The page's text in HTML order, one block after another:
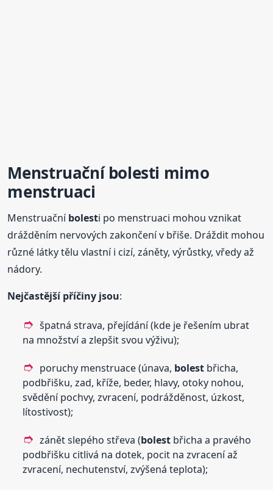
Menstruačníbolesti mimo
menstruaci
Menstruačníbolesti po menstruaci mohou vznikat
drážděním nervových zakončení v břiše. Dráždit mohou
různé látky tělu vlastní i cizí, záněty, výrůstky, vředy až
nádory.
Nejčastější příčiny jsou:
špatná strava, přejídání (kde je řešením ubrat
na množství a zlepšit svou výživu);
poruchy menstruace (únava, bolest břicha,
podbřišku, zad, kříže, beder, hlavy, otoky nohou,
svědění pochvy, zvracení, podrážděnost, úzkost,
lítostivost);
zánět slepého střeva (bolest břicha a pravého
podbřišku citlivá na dotek, pocit na zvracení až
zvracení, nechutenství, zvýšená teplota);